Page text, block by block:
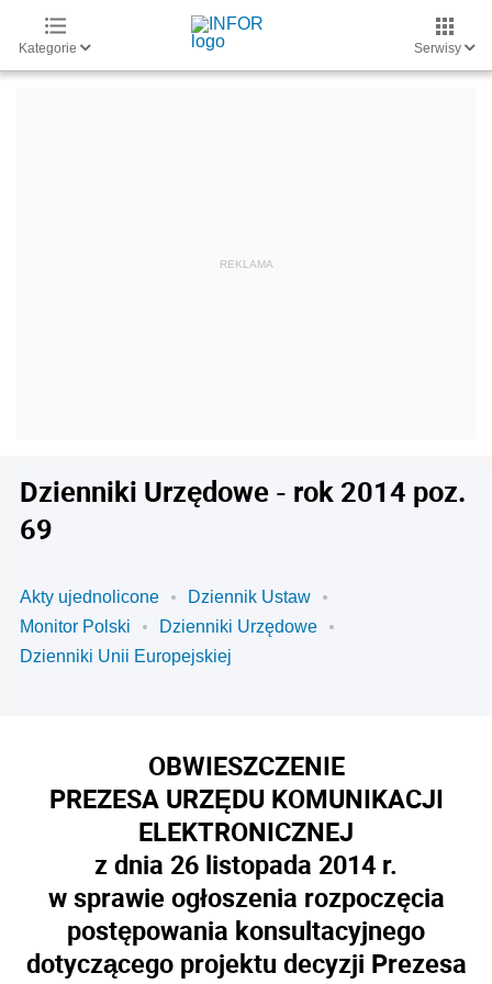
Kategorie Serwisy
Dzienniki Urzędowe - rok 2014 poz.
69
Akty ujednolicone
Dziennik Ustaw
Monitor Polski
Dzienniki Urzędowe
Dzienniki Unii Europejskiej
OBWIESZCZENIE
PREZESA URZĘDU KOMUNIKACJI
ELEKTRONICZNEJ
z dnia 26 listopada 2014 r.
w sprawie ogłoszenia rozpoczęcia
postępowania konsultacyjnego
dotyczącego projektu decyzji Prezesa